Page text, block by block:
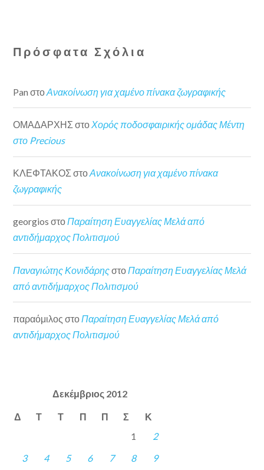
Πρόσφατα Σχόλια
Pan στοΑνακοίνωση για χαμένο πίνακα ζωγραφικής
ΟΜΑΔΑΡΧΗΣ στοΧορός ποδοσφαιρικής ομάδας Μέντη
στο Precious
ΚΛΕΦΤΑΚΟΣ στοΑνακοίνωση για χαμένο πίνακα
ζωγραφικής
georgios στοΠαραίτηση Ευαγγελίας Μελά από
αντιδήμαρχος Πολιτισμού
Παναγιώτης Κονιδάρηςστο Παραίτηση Ευαγγελίας Μελά
από αντιδήμαρχος Πολιτισμού
παραόμιλος στο Παραίτηση Ευαγγελίας Μελά από
αντιδήμαρχος Πολιτισμού
Δεκέμβριος 2012
Δ Τ Τ Π Π Σ Κ
1
2
3
4 5 6 7 8
9